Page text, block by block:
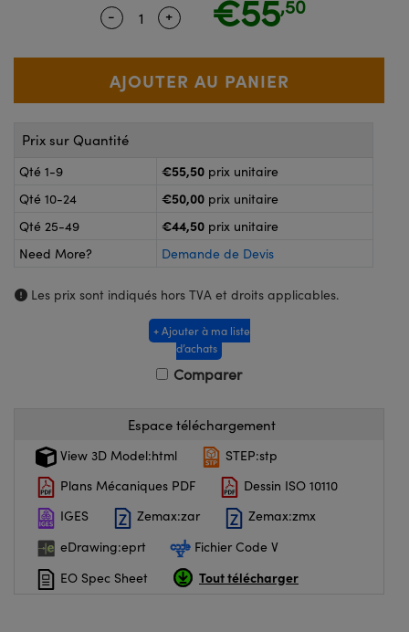
de Poche ou à Mesure Directe
: Microscopie
: Caméras
Optiques Lightpath
Gratings™
Quantity Selector
- Use the plus and minus buttons to
+ €55,50
Prix sur Quantité
Qté 1-9 €55,50 prix unitaire
Qté 10-24
€50,00 prix unitaire
Qté 25-49
€44,50 prix unitaire
Need More?
Demande de Devis
Les prix sont indiqués hors TVA et droits applicables.
+ Ajouter à ma liste
d’achats
Comparer
Espace téléchargement
View 3D Model:html
STEP:stp
Plans Mécaniques PDF
Dessin ISO 10110
IGES
Zemax:zar
Zemax:zmx
eDrawing:eprt
Fichier Code V
EO Spec Sheet
Tout télécharger